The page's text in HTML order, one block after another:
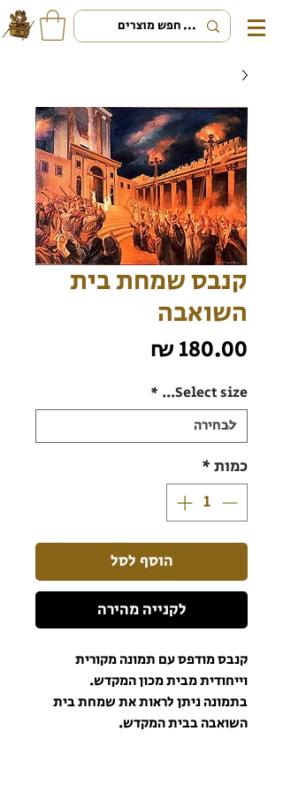
קנבס שמחת בית
השואבה
Select size...
*
כמות*
הוסף לסל
לקנייה מהירה
קנבס מודפס עם תמונה מקורית
וייחודית מבית מכון המקדש.
בתמונה ניתן לראות את שמחת בית
השואבה בבית המקדש.